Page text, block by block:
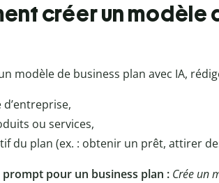
créer un modèle
modèle de business plan avec IA,
d’entreprise,
ou services,
du plan (ex. : obtenir un prêt, attirer
prompt pour un business plan : Crée un